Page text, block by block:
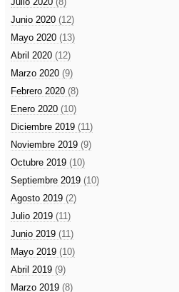
Junio 2020 (12)
Mayo 2020 (13)
Abril 2020 (12)
Marzo 2020 (9)
Febrero 2020 (8)
Enero 2020 (10)
Diciembre 2019 (11)
Noviembre 2019 (9)
Octubre 2019 (10)
Septiembre 2019 (10)
Agosto 2019 (2)
Julio 2019 (11)
Junio 2019 (11)
Mayo 2019 (10)
Abril 2019 (9)
Marzo 2019 (8)